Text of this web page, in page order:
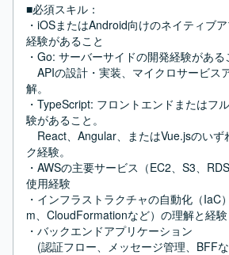
■必須スキル：
・iOSまたはAndroid向けのネイティブ
経験があること
・Go: サーバーサイドの開発経験がある
APIの設計・実装、マイクロサービス
解。
・TypeScript: フロントエンドまたはフ
験があること。
React、Angular、またはVue.jsのいず
ク経験。
・AWSの主要サービス（EC2、S3、
使用経験
・インフラストラクチャの自動化（IaC
m、CloudFormationなど）の理解と経験
・バックエンドアプリケーション
(認証フロー、メッセージ管理、BFF